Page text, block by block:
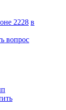
2228 в
вопрос